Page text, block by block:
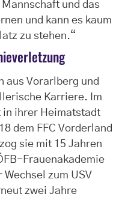
und das
und kann es kaum
zu stehen.“
aus Vorarlberg und
Karriere. Im
ihrer Heimatstadt
dem FFC Vorderland
sie mit 15 Jahren
Frauenakademie
zum USV
zwei Jahre